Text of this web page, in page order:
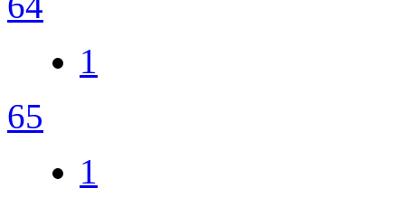
1
65
1